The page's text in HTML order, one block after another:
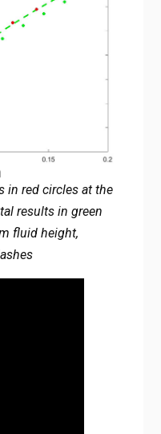
in red circles at the
results in green
fluid height,